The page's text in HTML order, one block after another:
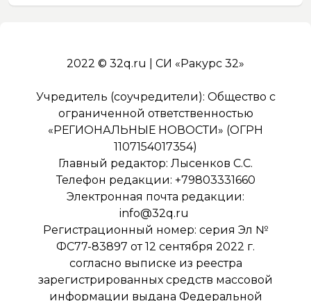
2022 © 32q.ru | СИ «Ракурс 32»
Учредитель (соучредители): Общество с
ограниченной ответственностью
«РЕГИОНАЛЬНЫЕ НОВОСТИ» (ОГРН
1107154017354)
Главный редактор: Лысенков С.С.
Телефон редакции: +79803331660
Электронная почта редакции:
info@32q.ru
Регистрационный номер: серия Эл №
ФС77-83897 от 12 сентября 2022 г.
согласно выписке из реестра
зарегистрированных средств массовой
информации выдана Федеральной